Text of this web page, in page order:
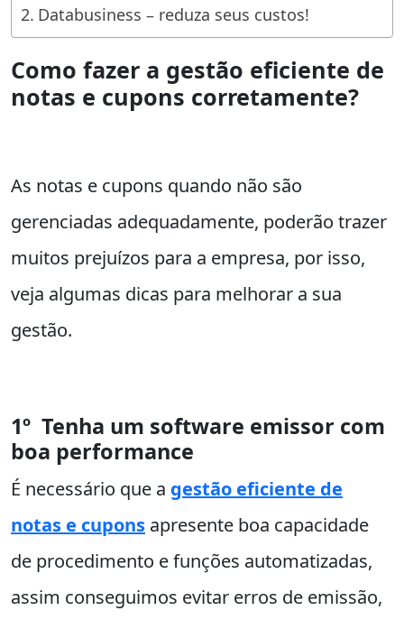
Databusiness – reduza seus custos!
Como fazer a gestão eficiente de
notas e cupons corretamente?
As notas e cupons quando não são
gerenciadas adequadamente, poderão trazer
muitos prejuízos para a empresa, por isso,
veja algumas dicas para melhorar a sua
gestão.
1º Tenha um software emissor com
boa performance
É necessário que a gestão eficiente de
notas e cupons apresente boa capacidade
de procedimento e funções automatizadas,
assim conseguimos evitar erros de emissão,